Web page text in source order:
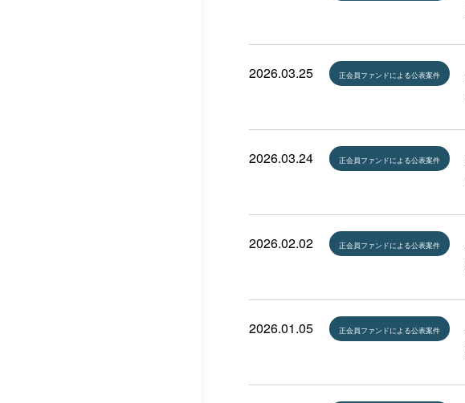
2026.03.25 正会員ファンドによる公表案件
2026.03.24 正会員ファンドによる公表案件
2026.02.02 正会員ファンドによる公表案件
2026.01.05 正会員ファンドによる公表案件